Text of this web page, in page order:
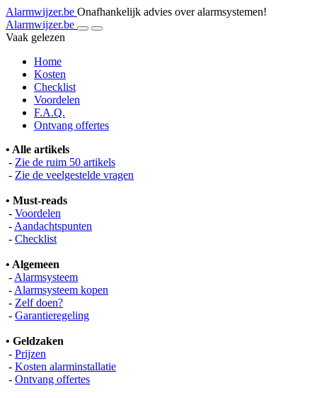
Alarmwijzer.be Onafhankelijk advies over alarmsystemen!
Alarmwijzer.be
Vaak gelezen
Home
Kosten
Checklist
Voordelen
F.A.Q.
Ontvang offertes
• Alle artikels
- Zie de ruim 50 artikels
- Zie de veelgestelde vragen
• Must-reads
- Voordelen
- Aandachtspunten
- Checklist
• Algemeen
- Alarmsysteem
- Alarmsysteem kopen
- Zelf doen?
- Garantieregeling
• Geldzaken
- Prijzen
- Kosten alarminstallatie
- Ontvang offertes